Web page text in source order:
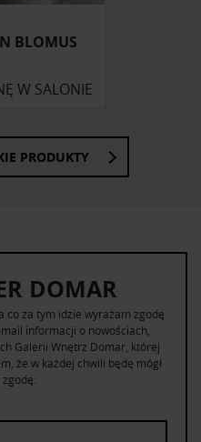
BLOMUS
W SALONIE
PRODUKTY
DOMAR
co za tym idzie wyrażam zgodę
informacji o nowościach,
Galerii Wnętrz Domar, której
że w każdej chwili będę mógł